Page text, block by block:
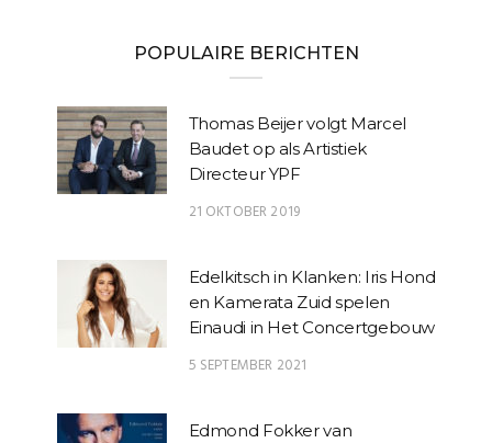
POPULAIRE BERICHTEN
Thomas Beijer volgt Marcel
Baudet op als Artistiek
Directeur YPF
21 OKTOBER 2019
Edelkitsch in Klanken: Iris Hond
en Kamerata Zuid spelen
Einaudi in Het Concertgebouw
5 SEPTEMBER 2021
Edmond Fokker van